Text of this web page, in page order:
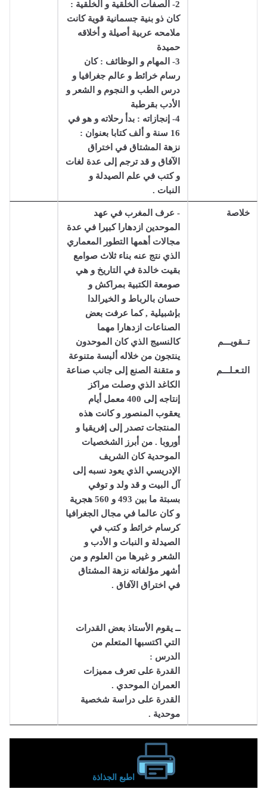
2- الصفات الخلقية و الخلقية :
كان ذو بنية جسمانية قوية كانت
ملامحه عربية أصيلة و أخلاقه
حميدة
3- المهام و الوظائف : كان
رسام خرائط و عالم جغرافيا و
درس الطب و النجوم و الشعر و
الأدب بقرطبة
4- إنجازاته : بدأ رحلاته و هو في
16 سنة و ألف كتابا بعنوان :
نزهة المشتاق في اختراق
الآفاق و قد ترجم إلى عدة لغات
و كتب في علم الصيدلة و
النبات .
خلاصة
تــقويـــم
التـعـلـــم
- عرف المغرب في عهد
الموحدين ازدهارا كبيرا في عدة
مجالات أهمها التطور المعماري
الذي نتج عنه بناء ثلاث صوامع
بقيت خالدة في التاريخ و هي
صومعة الكتبية بمراكش و
حسان بالرباط و الخيرالدا
بإشبيلية , كما عرفت بعض
الصناعات ازدهارا مهما
كالنسيج الذي كان الموحدون
ينتجون من خلاله ألبسة متنوعة
و متقنة الصنع إلى جانب صناعة
الكاغد الذي وصلت مراكز
إنتاجه إلى 400 معمل أيام
يعقوب المنصور و كانت هذه
المنتجات تصدر إلى إفريقيا و
أوروبا . من أبرز الشخصيات
الموحدية كان الشريف
الإدريسي الذي يعود نسبه إلى
آل البيت و قد ولد و توفي
بسبتة ما بين 493 و 560 هجرية
و كان عالما في مجال الجغرافيا
كرسام خرائط و كتب في
الصيدلة و النبات و الأدب و
الشعر و غيرها من العلوم و من
أشهر مؤلفاته نزهة المشتاق
في اختراق الآفاق .
ــ يقوم الأستاذ بعض القدرات
التي اكتسبها المتعلم من
الدرس :
القدرة على تعرف مميزات
العمران الموحدي .
القدرة على دراسة شخصية
موحدية .
اطبع الجذاذة